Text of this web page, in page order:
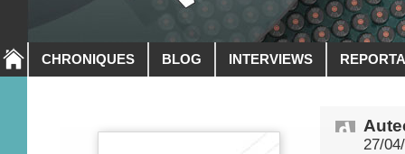
CHRONIQUES BLOG INTERVIEWS
27/